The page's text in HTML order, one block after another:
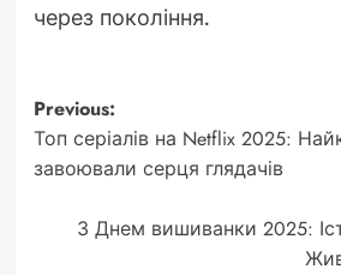
через покоління.
Post
navigation
Previous:
Топ серіалів на Netflix 2025:
завоювали серця глядачів
З Днем вишиванки 2025: